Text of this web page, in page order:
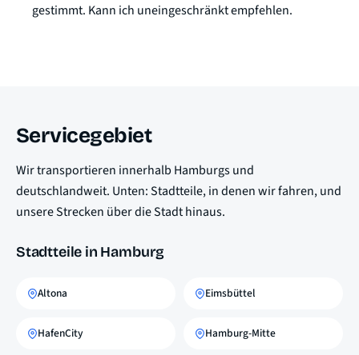
gestimmt. Kann ich uneingeschränkt empfehlen.
Servicegebiet
Wir transportieren innerhalb Hamburgs und
deutschlandweit. Unten: Stadtteile, in denen wir fahren, und
unsere Strecken über die Stadt hinaus.
Stadtteile in Hamburg
Altona Eimsbüttel
HafenCity Hamburg-Mitte